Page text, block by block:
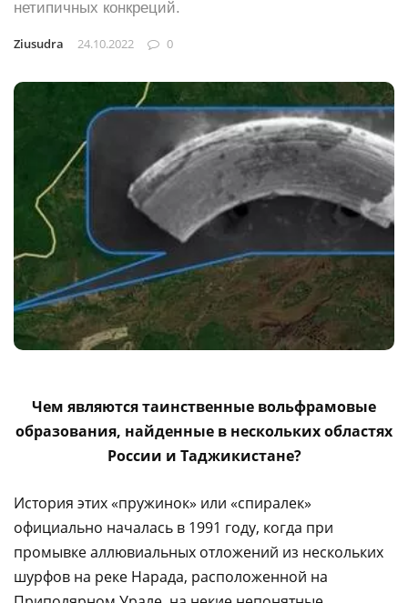
нетипичных конкреций.
Ziusudra 24.10.2022 0
Чем являются таинственные вольфрамовые
образования, найденные в нескольких областях
России и Таджикистане?
История этих «пружинок» или «спиралек»
официально началась в 1991 году, когда при
промывке аллювиальных отложений из нескольких
шурфов на реке Нарада, расположенной на